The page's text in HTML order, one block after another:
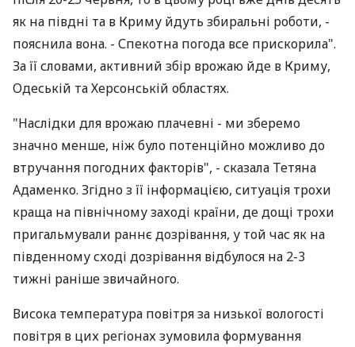
як на півдні та в Криму йдуть збиральні роботи, -
пояснила вона. - Спекотна погода все прискорила".
За її словами, активний збір врожаю йде в Криму,
Одеській та Херсонській областях.
"Наслідки для врожаю плачевні - ми зберемо
значно менше, ніж було потенційно можливо до
втручання погодних факторів", - сказала Тетяна
Адаменко. Згідно з її інформацією, ситуація трохи
краща на північному заході країни, де дощі трохи
пригальмували раннє дозрівання, у той час як на
південному сході дозрівання відбулося на 2-3
тижні раніше звичайного.
Висока температура повітря за низької вологості
повітря в цих регіонах зумовила формування